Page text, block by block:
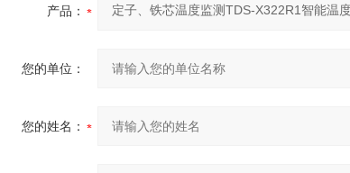
产品：
您的单位：
您的姓名：